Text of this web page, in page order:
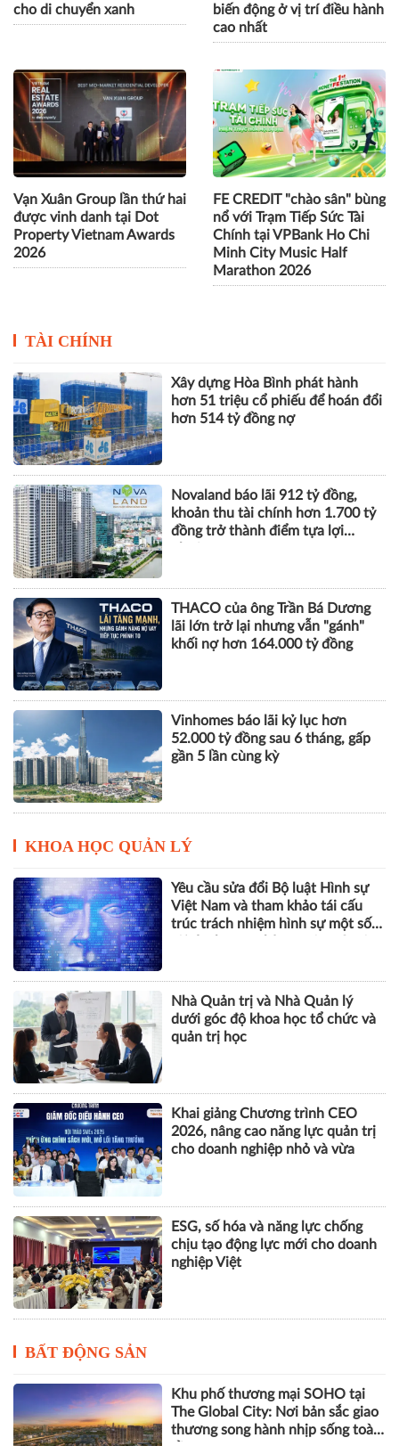
cho di chuyển xanh
biến động ở vị trí điều hành
cao nhất
Vạn Xuân Group lần thứ hai
được vinh danh tại Dot
Property Vietnam Awards
2026
FE CREDIT "chào sân" bùng
nổ với Trạm Tiếp Sức Tài
Chính tại VPBank Ho Chi
Minh City Music Half
Marathon 2026
TÀI CHÍNH
Xây dựng Hòa Bình phát hành
hơn 51 triệu cổ phiếu để hoán đổi
hơn 514 tỷ đồng nợ
Novaland báo lãi 912 tỷ đồng,
khoản thu tài chính hơn 1.700 tỷ
đồng trở thành điểm tựa lợi
THACO của ông Trần Bá Dương
lãi lớn trở lại nhưng vẫn "gánh"
khối nợ hơn 164.000 tỷ đồng
Vinhomes báo lãi kỷ lục hơn
52.000 tỷ đồng sau 6 tháng, gấp
gần 5 lần cùng kỳ
KHOA HỌC QUẢN LÝ
Yêu cầu sửa đổi Bộ luật Hình sự
Việt Nam và tham khảo tái cấu
trúc trách nhiệm hình sự một số
Nhà Quản trị và Nhà Quản lý
dưới góc độ khoa học tổ chức và
quản trị học
Khai giảng Chương trình CEO
2026, nâng cao năng lực quản trị
cho doanh nghiệp nhỏ và vừa
ESG, số hóa và năng lực chống
chịu tạo động lực mới cho doanh
nghiệp Việt
BẤT ĐỘNG SẢN
Khu phố thương mại SOHO tại
The Global City: Nơi bản sắc giao
thương song hành nhịp sống toàn